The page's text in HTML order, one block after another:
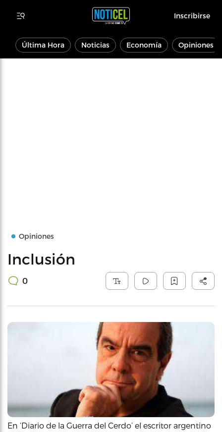
Inscribirse
Última Hora Noticias Economía Opiniones
Opiniones
Inclusión
0
En ‘Diario de la Guerra del Cerdo’ el escritor argentino